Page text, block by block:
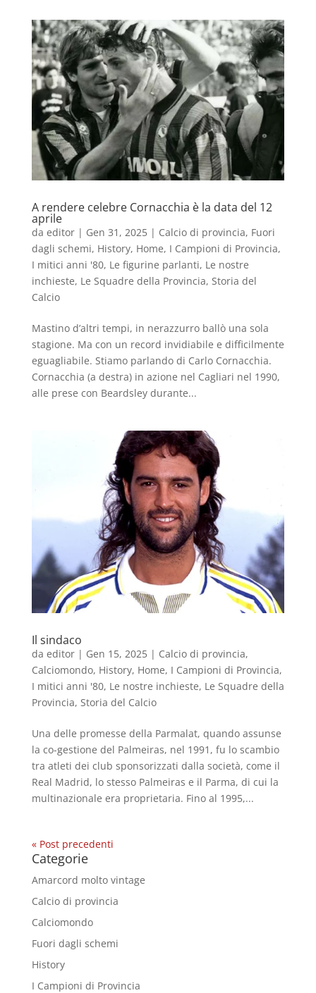
A rendere celebre Cornacchia è la data del 12
aprile
da editor| Gen 31, 2025| Calcio di provincia, Fuori
dagli schemi, History, Home, I Campioni di Provincia,
I mitici anni '80, Le figurine parlanti, Le nostre
inchieste, Le Squadre della Provincia, Storia del
Calcio
Mastino d’altri tempi, in nerazzurro ballò una sola
stagione. Ma con un record invidiabile e difficilmente
eguagliabile. Stiamo parlando di Carlo Cornacchia.
Cornacchia (a destra) in azione nel Cagliari nel 1990,
alle prese con Beardsley durante...
Il sindaco
da editor| Gen 15, 2025| Calcio di provincia,
Calciomondo, History, Home, I Campioni di Provincia,
I mitici anni '80, Le nostre inchieste, Le Squadre della
Provincia, Storia del Calcio
Una delle promesse della Parmalat, quando assunse
la co-gestione del Palmeiras, nel 1991, fu lo scambio
tra atleti dei club sponsorizzati dalla società, come il
Real Madrid, lo stesso Palmeiras e il Parma, di cui la
multinazionale era proprietaria. Fino al 1995,...
« Post precedenti
Categorie
Amarcord molto vintage
Calcio di provincia
Calciomondo
Fuori dagli schemi
History
I Campioni di Provincia